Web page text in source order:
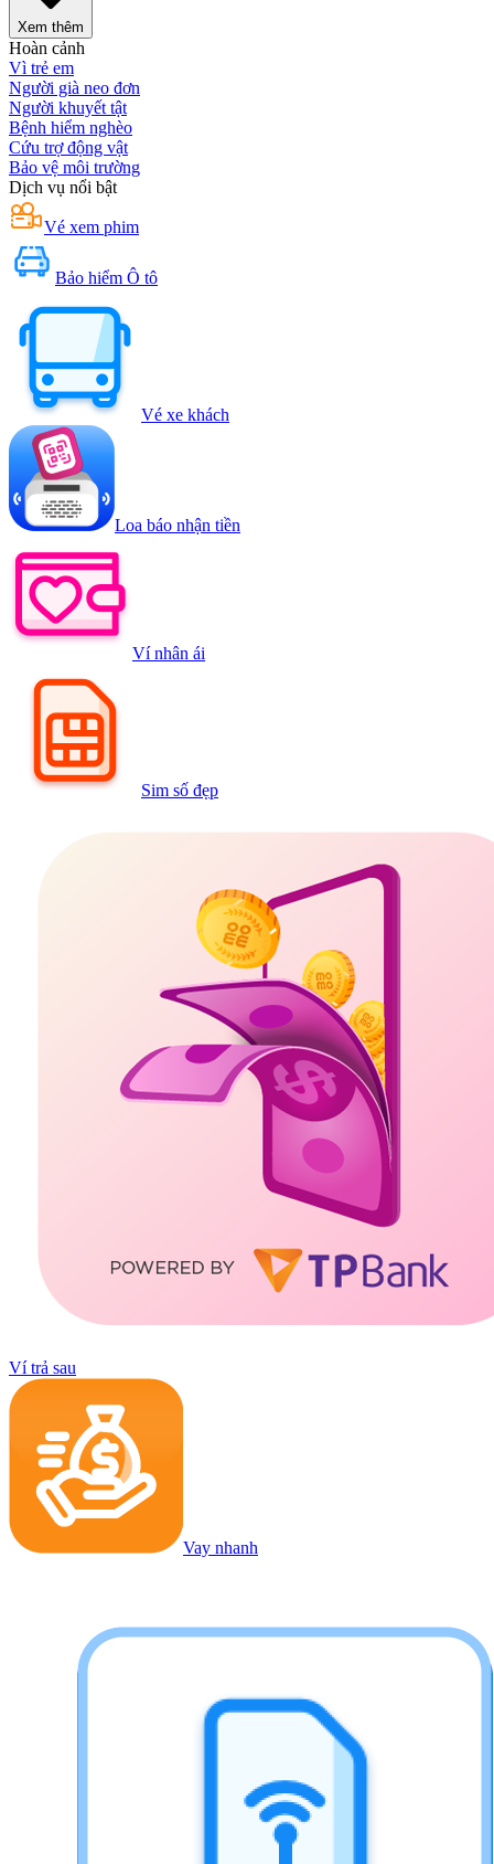
Xem thêm
Hoàn cảnh
Vì trẻ em
Người già neo đơn
Người khuyết tật
Bệnh hiểm nghèo
Cứu trợ động vật
Bảo vệ môi trường
Dịch vụ nổi bật
Vé xem phim
Bảo hiểm Ô tô
Vé xe khách
Loa báo nhận tiền
Ví nhân ái
Sim số đẹp
Ví trả sau
Vay nhanh